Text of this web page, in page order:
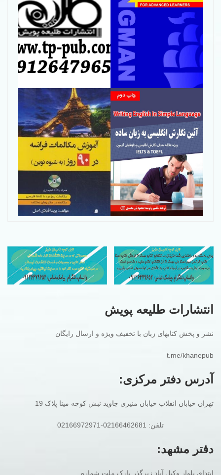
انتشارات طلیعه پویش
نشر و پخش کتابهای زبان با تخفیف ویژه و ارسال رایگان
t.me/khanepub
آدرس دفتر مرکزی:
تهران خیابان انقلاب خیابان منیری جاوید نبش کوچه مینا پلاک 19
تلفن: 02166462681-02166972971
دفتر مشهد:
ابتدای بلوار وکیل آباد زیرگذر پارک ملت شماره